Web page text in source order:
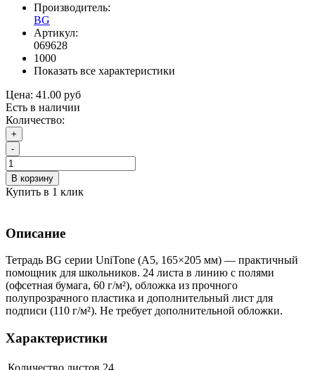
Производитель:
BG
Артикул:
069628
1000
Показать все характеристики
Цена: 41.00 руб
Есть в наличии
Количество:
+
-
В корзину
Купить в 1 клик
Описание
Тетрадь BG серии UniTone (А5, 165×205 мм) — практичный
помощник для школьников. 24 листа в линию с полями
(офсетная бумага, 60 г/м²), обложка из прочного
полупрозрачного пластика и дополнительный лист для
подписи (110 г/м²). Не требует дополнительной обложки.
Характеристики
Количество листов 24